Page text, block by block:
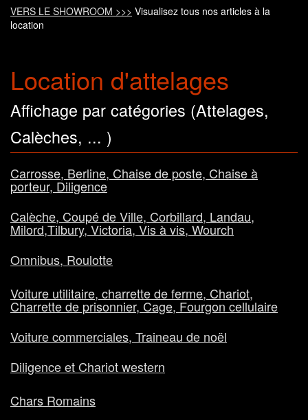
VERS LE SHOWROOM >>> Visualisez tous nos articles à la
location
Location d'attelages
Affichage par catégories (Attelages,
Calèches, ... )
Carrosse, Berline, Chaise de poste, Chaise à
porteur, Diligence
Calèche, Coupé de Ville, Corbillard, Landau,
Milord,Tilbury, Victoria, Vis à vis, Wourch
Omnibus, Roulotte
Voiture utilitaire, charrette de ferme, Chariot,
Charrette de prisonnier, Cage, Fourgon cellulaire
Voiture commerciales, Traineau de noël
Diligence et Chariot western
Chars Romains